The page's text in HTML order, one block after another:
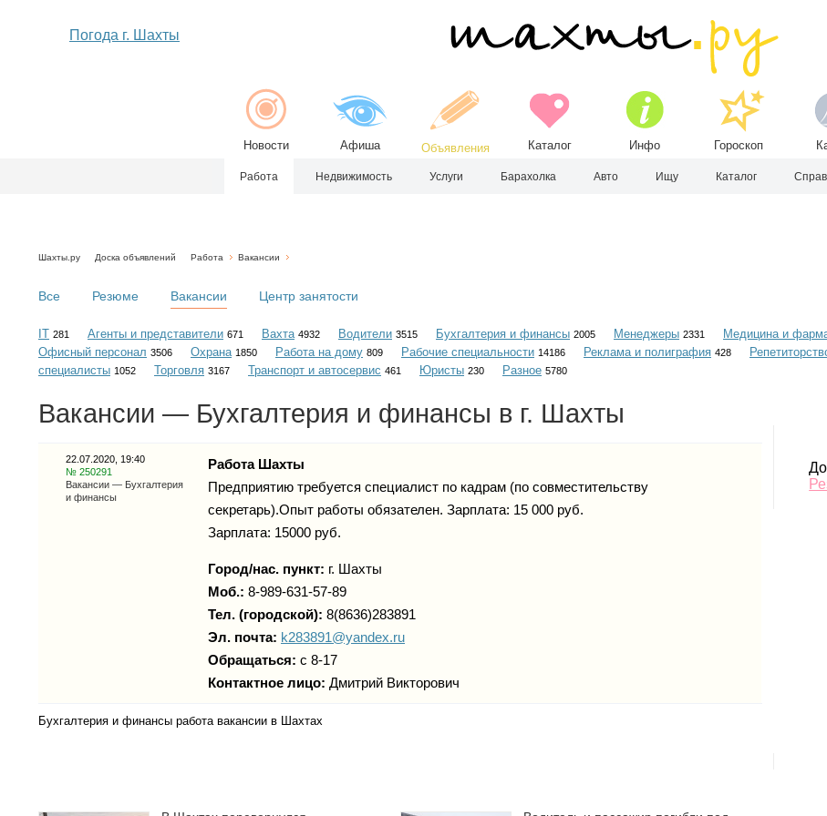
Погода г. Шахты
Новости Афиша Объявления Каталог Инфо Гороскоп
Работа Недвижимость Услуги Барахолка Авто Ищу Каталог
Шахты.ру Доска объявлений Работа Вакансии
Все Резюме Вакансии Центр занятости
IT 281 Агенты и представители 671 Вахта 4932 Водители 3515 Бухгалтерия и финансы 2005 Менеджеры 2331 Медицина и
Офисный персонал 3506 Охрана 1850 Работа на дому 809 Рабочие специальности 14186 Реклама и полиграфия 428
специалисты 1052 Торговля 3167 Транспорт и автосервис 461 Юристы 230 Разное 5780
Вакансии — Бухгалтерия и финансы в г. Шахты
22.07.2020, 19:40
№ 250291
Вакансии — Бухгалтерия
и финансы
Работа Шахты
Предприятию требуется специалист по кадрам (по совместительству
секретарь).Опыт работы обязателен. Зарплата: 15 000 руб.
Зарплата: 15000 руб.
Город/нас. пункт: г. Шахты
Моб.: 8-989-631-57-89
Тел. (городской): 8(8636)283891
Эл. почта: k283891@yandex.ru
Обращаться: с 8-17
Контактное лицо: Дмитрий Викторович
Бухгалтерия и финансы работа вакансии в Шахтах